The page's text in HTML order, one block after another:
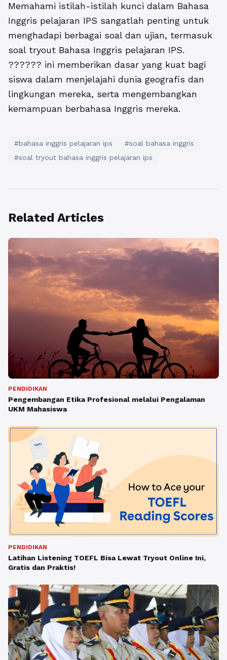
Memahami istilah-istilah kunci dalam Bahasa
Inggris pelajaran IPS sangatlah penting untuk
menghadapi berbagai soal dan ujian, termasuk
soal tryout Bahasa Inggris pelajaran IPS.
?????? ini memberikan dasar yang kuat bagi
siswa dalam menjelajahi dunia geografis dan
lingkungan mereka, serta mengembangkan
kemampuan berbahasa Inggris mereka.
#bahasa inggris pelajaran ips
#soal bahasa inggris
#soal tryout bahasa inggris pelajaran ips
Related Articles
PENDIDIKAN
Pengembangan Etika Profesional melalui Pengalaman
UKM Mahasiswa
PENDIDIKAN
Latihan Listening TOEFL Bisa Lewat Tryout Online Ini,
Gratis dan Praktis!